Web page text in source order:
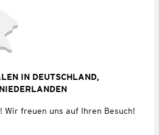
IN DEUTSCHLAND,
Wir freuen uns auf Ihren Besuch!